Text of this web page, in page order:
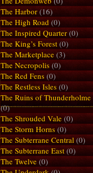
The Harbor(16)
The High Road(0)
The Inspired Quarter(0)
The King’s Forest(0)
The Marketplace(3)
The Necropolis(0)
The Red Fens(0)
The Restless Isles(0)
The Ruins of Thunderholme
(0)
The Shrouded Vale(0)
The Storm Horns(0)
The Subterrane Central(0)
The Subterrane East(0)
The Twelve(0)